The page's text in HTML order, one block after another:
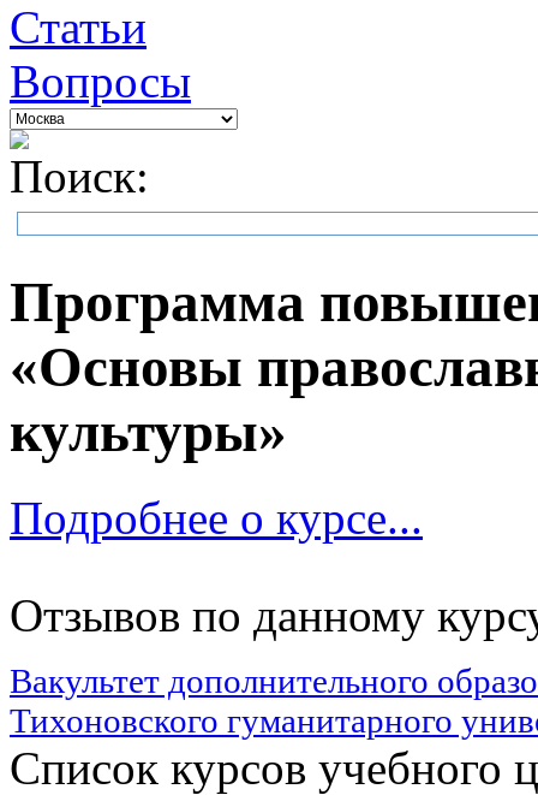
Статьи
Вопросы
Поиск:
Программа
«Основы
культуры»
Подробнее о курсе...
Отзывов по данному
Вакультет дополнительного
Тихоновского гуманитарного
Список курсов учебного